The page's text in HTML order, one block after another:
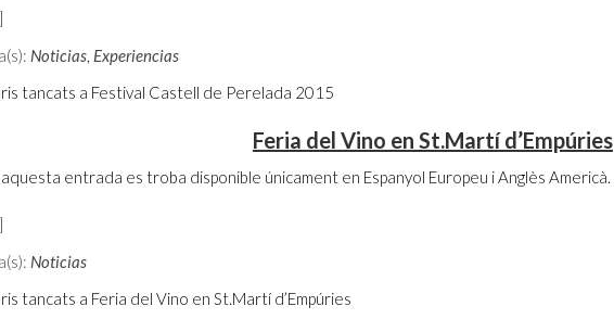
Noticias, Experiencias
tancats a Festival Castell de Perelada 2015
Feria del Vino en St.Martí d’Empúries
entrada es troba disponible únicament en Espanyol Europeu i Anglès Americà.
Noticias
tancats a Feria del Vino en St.Martí d’Empúries